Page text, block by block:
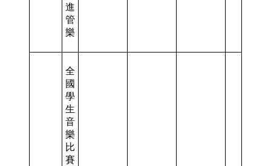
進
管
樂
全
國
學
生
音
樂
比
賽